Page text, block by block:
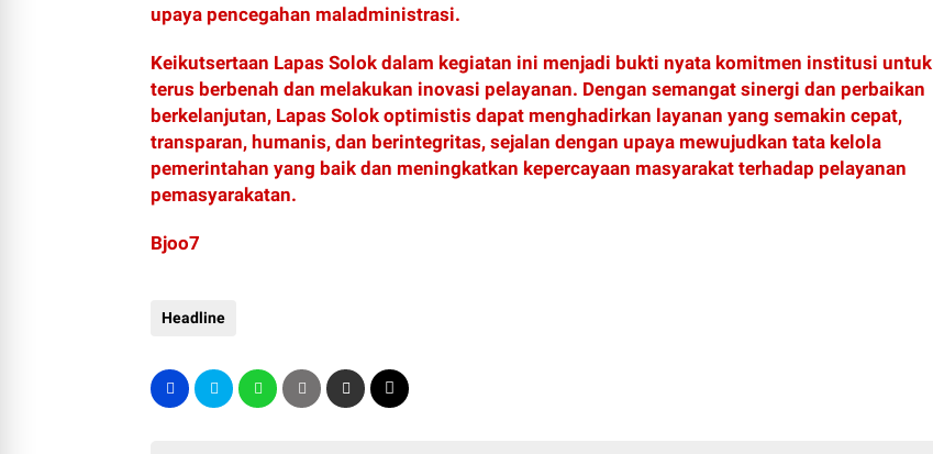
upaya pencegahan maladministrasi.
Keikutsertaan Lapas Solok dalam kegiatan ini menjadi bukti nyata komitmen institusi untuk
terus berbenah dan melakukan inovasi pelayanan. Dengan semangat sinergi dan perbaikan
berkelanjutan, Lapas Solok optimistis dapat menghadirkan layanan yang semakin cepat,
transparan, humanis, dan berintegritas, sejalan dengan upaya mewujudkan tata kelola
pemerintahan yang baik dan meningkatkan kepercayaan masyarakat terhadap pelayanan
pemasyarakatan.
Bjoo7
Headline